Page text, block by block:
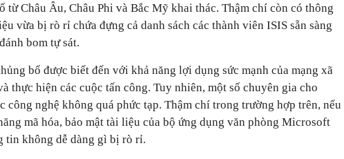
từ Châu Âu, Châu Phi và Bắc Mỹ khai thác. Thậm chí còn có thông
vừa bị rò rỉ chứa đựng cả danh sách các thành viên ISIS sẵn sàng
bom tự sát.
bố được biết đến với khả năng lợi dụng sức mạnh của mạng xã
thực hiện các cuộc tấn công. Tuy nhiên, một số chuyên gia cho
công nghệ không quá phức tạp. Thậm chí trong trường hợp trên, nếu
mã hóa, bảo mật tài liệu của bộ ứng dụng văn phòng Microsoft
tin không dễ dàng gì bị rò rỉ.